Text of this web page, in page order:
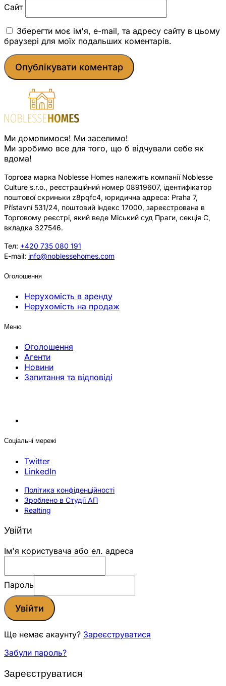
Сайт
Зберегти моє ім'я, e-mail, та адресу сайту в цьому
браузері для моїх подальших коментарів.
Ми домовимося! Ми заселимо!
Ми зробимо все для того, що б відчували себе як
вдома!
Торгова марка Noblesse Homes належить компанії Noblesse
Culture s.r.o., реєстраційний номер 08919607, ідентифікатор
поштової скриньки z8pqfc4, юридична адреса: Praha 7,
Přístavní 531/24, поштовий індекс 17000, зареєстрована в
Торговому реєстрі, який веде Міський суд Праги, секція C,
вкладка 327546.
Тел: +420 735 080 191
E-mail: info@noblessehomes.com
Оголошення
Нерухомість в аренду
Нерухомість на продаж
Меню
Оголошення
Агенти
Новини
Запитання та відповіді
Соціальні мережі
Twitter
LinkedIn
Політика конфіденційності
Зроблено в Студії АП
Realting
Увійти
Ім'я користувача або ел. адреса
Пароль
Увійти
Ще немає акаунту? Зареєструватися
Забули пароль?
Зареєструватися